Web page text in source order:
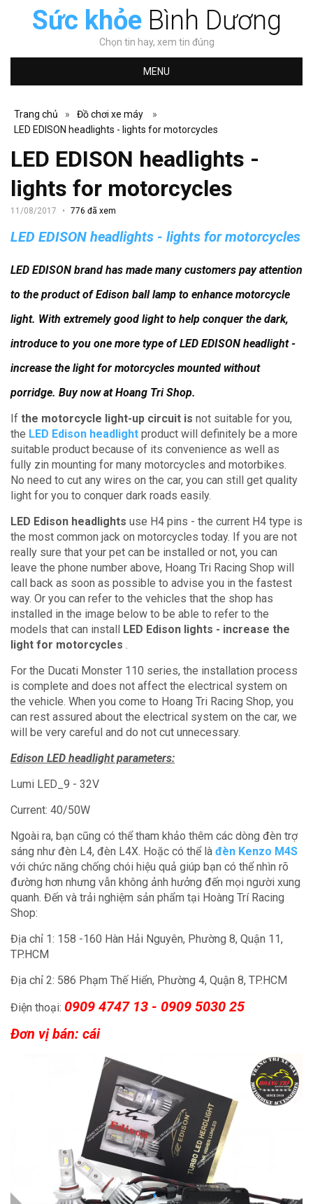
Sức khỏeBình Dương
Chọn tin hay, xem tin đúng
MENU
Trang chủ » Đồ chơi xe máy
»
LED EDISON headlights - lights for motorcycles
LED EDISON headlights -
lights for motorcycles
11/08/2017 776 đã xem
LED EDISON headlights - lights for motorcycles
LED EDISON brand has made many customers pay attention
to the product of Edison ball lamp to enhance motorcycle
light. With extremely good light to help conquer the dark,
introduce to you one more type of LED EDISON headlight -
increase the light for motorcycles mounted without
porridge. Buy now at Hoang Tri Shop.
If the motorcycle light-up circuit is not suitable for you,
the LED Edison headlight product will definitely be a more
suitable product because of its convenience as well as
fully zin mounting for many motorcycles and motorbikes.
No need to cut any wires on the car, you can still get quality
light for you to conquer dark roads easily.
LED Edison headlights use H4 pins - the current H4 type is
the most common jack on motorcycles today. If you are not
really sure that your pet can be installed or not, you can
leave the phone number above, Hoang Tri Racing Shop will
call back as soon as possible to advise you in the fastest
way. Or you can refer to the vehicles that the shop has
installed in the image below to be able to refer to the
models that can install LED Edison lights - increase the
light for motorcycles .
For the Ducati Monster 110 series, the installation process
is complete and does not affect the electrical system on
the vehicle. When you come to Hoang Tri Racing Shop, you
can rest assured about the electrical system on the car, we
will be very careful and do not cut unnecessary.
Edison LED headlight parameters:
Lumi LED_9 - 32V
Current: 40/50W
Ngoài ra, bạn cũng có thể tham khảo thêm các dòng đèn trợ
sáng như đèn L4, đèn L4X. Hoặc có thể là đèn Kenzo M4S
với chức năng chống chói hiệu quả giúp bạn có thể nhìn rõ
đường hơn nhưng vẫn không ảnh hưởng đến mọi người xung
quanh. Đến và trải nghiệm sản phẩm tại Hoàng Trí Racing
Shop:
Địa chỉ 1: 158 -160 Hàn Hải Nguyên, Phường 8, Quận 11,
TP.HCM
Địa chỉ 2: 586 Phạm Thế Hiển, Phường 4, Quận 8, TP.HCM
Điện thoại: 0909 4747 13 - 0909 5030 25
Đơn vị bán: cái